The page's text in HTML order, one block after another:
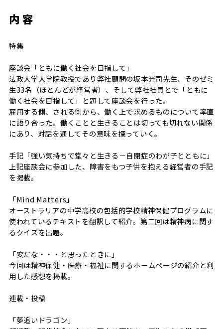
内 容
特集
座談会「ともに働く社会を目指して」
法政大学大学院教授であり弊社顧問の坂本光司先生、そのゼミ
生33名（ほとんどが経営者）、そして弊社社員とで「ともに
働く社会を目指して」と題して座談会を行った。
雇用する側、される側から、働く上で求めるものについて率直
に語り合った。働くことと生きることは切っても切れない関係
にあり、対話を通してその意味を探っていく。
手記「強い気持ちで堂々と生きる－自閉症のわが子とともに」
上記座談会に参加した、障害をもつ子供を抱える経営者の手記
を掲載。
「Mind Matters」
オーストラリアの中学高校の包括的学校精神保健プログラムに
使われているテキストを翻訳して紹介。第二回は精神病に関す
るクイズを出題。
「変だな・・・と思ったときに」
今回は精神保健・医療・福祉に関するホームページの紹介と利
用した感想を掲載。
連載・投稿
「夢追いドラゴン」